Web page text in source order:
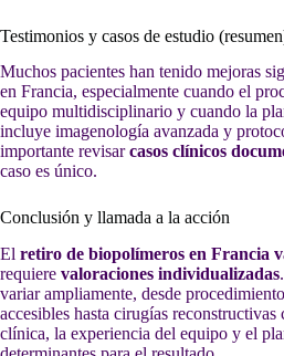
Testimonios y casos de estudio
Muchos pacientes han tenido mejoras
en Francia, especialmente cuando el
equipo multidisciplinario y cuando la
incluye imagenología avanzada y
importante revisarcasos clínicos
caso es único.
Conclusión y llamada a la acción
El retiro de biopolímeros en Francia
requiere valoraciones individualizadas
variar ampliamente, desde
accesibles hasta cirugías reconstructivas
clínica, la experiencia del equipo y el